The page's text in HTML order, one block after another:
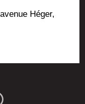
Héger,